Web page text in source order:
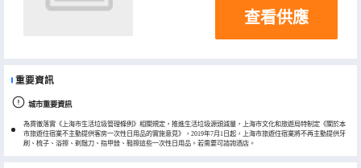
查看供應
重要資訊
城市重要資訊
為貫徹落實《上海市生活垃圾管理條例》相關規定，推進生活垃圾源頭減量，上海市文化和旅遊局特制定《關於本
市旅遊住宿業不主動提供客房一次性日用品的實施意見》，2019年7月1日起，上海市旅遊住宿業將不再主動提供牙
刷、梳子、浴擦、剃鬚刀、指甲銼、鞋擦這些一次性日用品。若需要可諮詢酒店。